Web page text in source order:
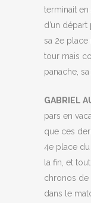
terminait en
d’un
sa 2e place
tour mais
panache, sa
GABRIEL
pars en
que ces
4e place
la fin, et
chronos de
dans le